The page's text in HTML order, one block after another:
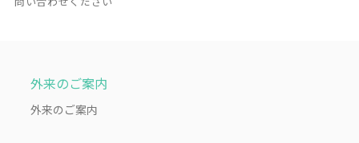
外来のご案内
外来のご案内